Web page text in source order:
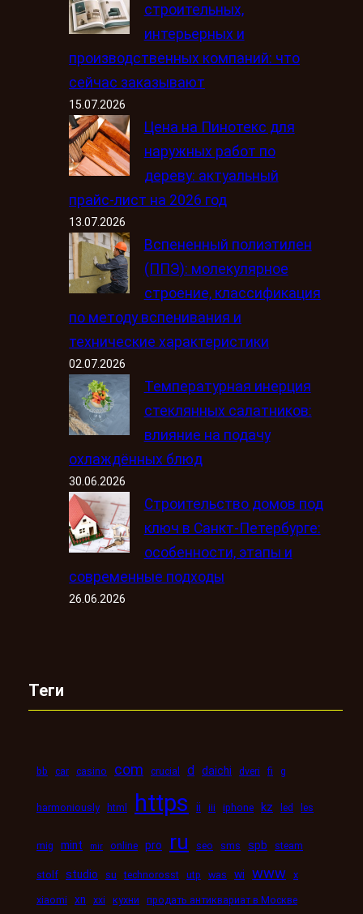
строительных,
интерьерных и
производственных компаний: что
сейчас заказывают
15.07.2026
Цена на Пинотекс для
наружных работ по
дереву: актуальный
прайс-лист на 2026 год
13.07.2026
Вспененный полиэтилен
(ППЭ): молекулярное
строение, классификация
по методу вспенивания и
технические характеристики
02.07.2026
Температурная инерция
стеклянных салатников:
влияние на подачу
охлаждённых блюд
30.06.2026
Строительство домов под
ключ в Санкт-Петербурге:
особенности, этапы и
современные подходы
26.06.2026
Теги
bb car casino com crucial d daichi dveri fi g
harmoniously html https ii iii iphone kz led les
mig mint mir online pro ru seo sms spb steam
stolf studio su technorosst utp was wi www x
xiaomi xn xxi кухни
продать антиквариат в Москве